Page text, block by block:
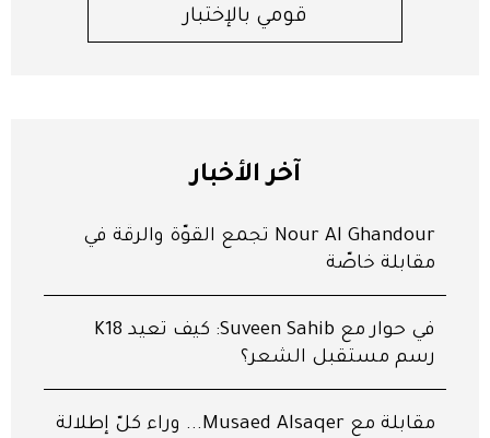
قومي بالإختبار
آخر الأخبار
Nour Al Ghandour تجمع القوّة والرقّة في
مقابلة خاصّة
في حوار مع Suveen Sahib: كيف تعيد K18
رسم مستقبل الشعر؟
مقابلة مع Musaed Alsaqer... وراء كلّ إطلالة